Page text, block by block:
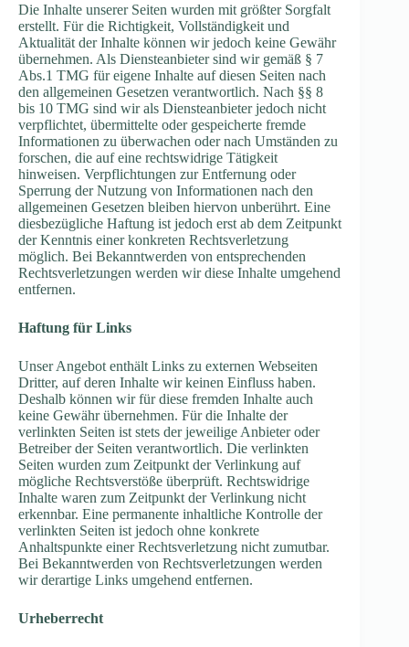
Die Inhalte unserer Seiten wurden mit größter Sorgfalt
erstellt. Für die Richtigkeit, Vollständigkeit und
Aktualität der Inhalte können wir jedoch keine Gewähr
übernehmen. Als Diensteanbieter sind wir gemäß § 7
Abs.1 TMG für eigene Inhalte auf diesen Seiten nach
den allgemeinen Gesetzen verantwortlich. Nach §§ 8
bis 10 TMG sind wir als Diensteanbieter jedoch nicht
verpflichtet, übermittelte oder gespeicherte fremde
Informationen zu überwachen oder nach Umständen zu
forschen, die auf eine rechtswidrige Tätigkeit
hinweisen. Verpflichtungen zur Entfernung oder
Sperrung der Nutzung von Informationen nach den
allgemeinen Gesetzen bleiben hiervon unberührt. Eine
diesbezügliche Haftung ist jedoch erst ab dem Zeitpunkt
der Kenntnis einer konkreten Rechtsverletzung
möglich. Bei Bekanntwerden von entsprechenden
Rechtsverletzungen werden wir diese Inhalte umgehend
entfernen.
Haftung für Links
Unser Angebot enthält Links zu externen Webseiten
Dritter, auf deren Inhalte wir keinen Einfluss haben.
Deshalb können wir für diese fremden Inhalte auch
keine Gewähr übernehmen. Für die Inhalte der
verlinkten Seiten ist stets der jeweilige Anbieter oder
Betreiber der Seiten verantwortlich. Die verlinkten
Seiten wurden zum Zeitpunkt der Verlinkung auf
mögliche Rechtsverstöße überprüft. Rechtswidrige
Inhalte waren zum Zeitpunkt der Verlinkung nicht
erkennbar. Eine permanente inhaltliche Kontrolle der
verlinkten Seiten ist jedoch ohne konkrete
Anhaltspunkte einer Rechtsverletzung nicht zumutbar.
Bei Bekanntwerden von Rechtsverletzungen werden
wir derartige Links umgehend entfernen.
Urheberrecht